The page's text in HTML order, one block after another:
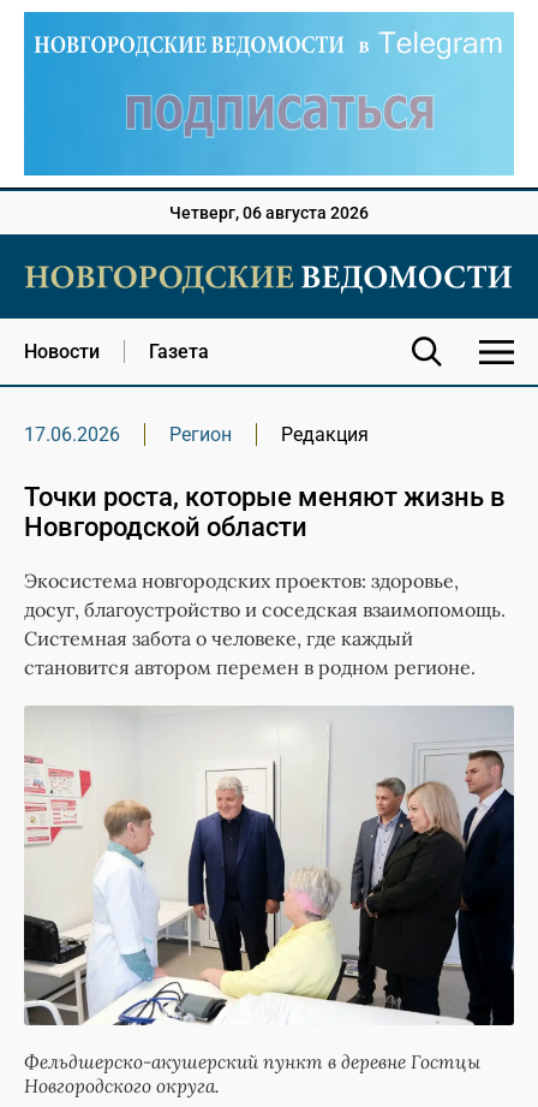
Четверг, 06 августа 2026
Новости Газета
17.06.2026 Регион Редакция
Точки роста, которые меняют жизнь в
Новгородской области
Экосистема новгородских проектов: здоровье,
досуг, благоустройство и соседская взаимопомощь.
Системная забота о человеке, где каждый
становится автором перемен в родном регионе.
Фельдшерско-акушерский пункт в деревне Гостцы
Новгородского округа.